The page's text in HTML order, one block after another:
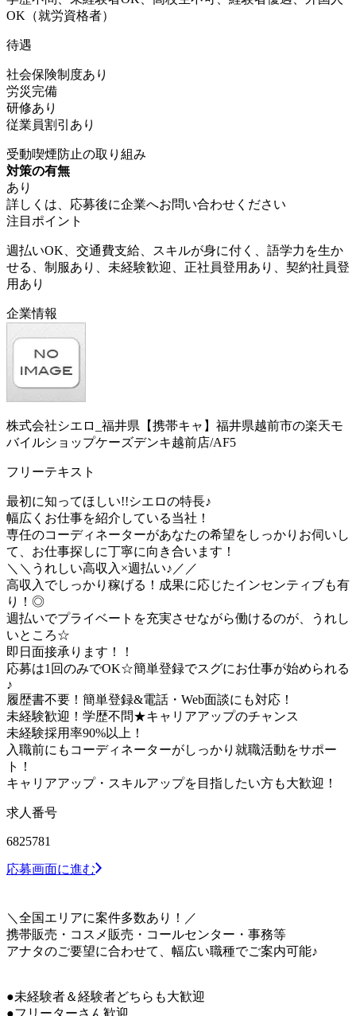
OK（就労資格者）
待遇
社会保険制度あり
労災完備
研修あり
従業員割引あり
受動喫煙防止の取り組み
対策の有無
あり
詳しくは、応募後に企業へお問い合わせください
注目ポイント
週払いOK、交通費支給、スキルが身に付く、語学力を生か
せる、制服あり、未経験歓迎、正社員登用あり、契約社員登
用あり
企業情報
株式会社シエロ_福井県【携帯キャ】福井県越前市の楽天モ
バイルショップケーズデンキ越前店/AF5
フリーテキスト
最初に知ってほしい!!シエロの特長♪
幅広くお仕事を紹介している当社！
専任のコーディネーターがあなたの希望をしっかりお伺いし
て、お仕事探しに丁寧に向き合います！
＼＼うれしい高収入×週払い♪／／
高収入でしっかり稼げる！成果に応じたインセンティブも有
り！◎
週払いでプライベートを充実させながら働けるのが、うれし
いところ☆
即日面接承ります！！
応募は1回のみでOK☆簡単登録でスグにお仕事が始められる
♪
履歴書不要！簡単登録&電話・Web面談にも対応！
未経験歓迎！学歴不問★キャリアアップのチャンス
未経験採用率90%以上！
入職前にもコーディネーターがしっかり就職活動をサポー
ト！
キャリアアップ・スキルアップを目指したい方も大歓迎！
求人番号
6825781
応募画面に進む
＼全国エリアに案件多数あり！／
携帯販売・コスメ販売・コールセンター・事務等
アナタのご要望に合わせて、幅広い職種でご案内可能♪
●未経験者＆経験者どちらも大歓迎
●フリーターさん歓迎